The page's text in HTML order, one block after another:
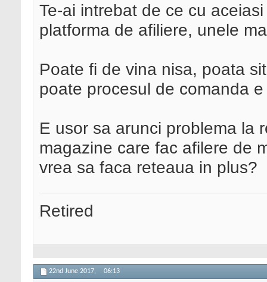
Te-ai intrebat de ce cu
platforma de afiliere, unele
Poate fi de vina nisa, poata
poate procesul de comanda
E usor sa arunci problema la
magazine care fac afilere de
vrea sa faca reteaua in plus?
Retired
22nd June 2017, 06:13